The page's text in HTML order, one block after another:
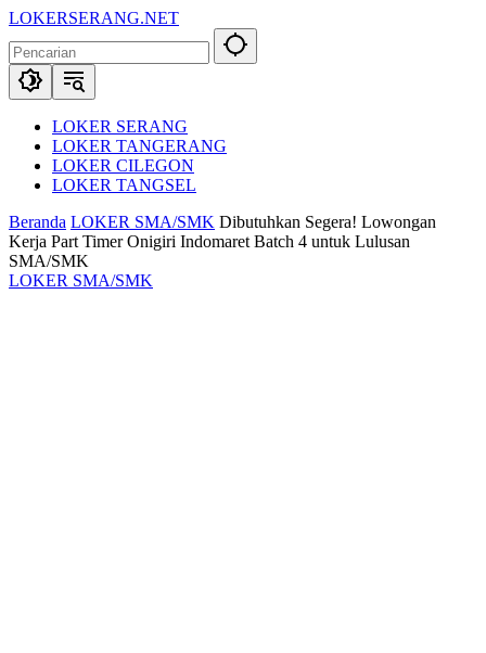
Langsung
konten
LOKERSERANG.NET
Lowongan
Kerja
Serang
SekitarnyaLOKER SERANG
LOKER TANGERANG
LOKER CILEGON
LOKER TANGSEL
Beranda LOKER SMA/SMK Dibutuhkan Segera! Lowongan
Kerja Part Timer Onigiri Indomaret Batch 4 untuk Lulusan
SMA/SMK
LOKER SMA/SMK